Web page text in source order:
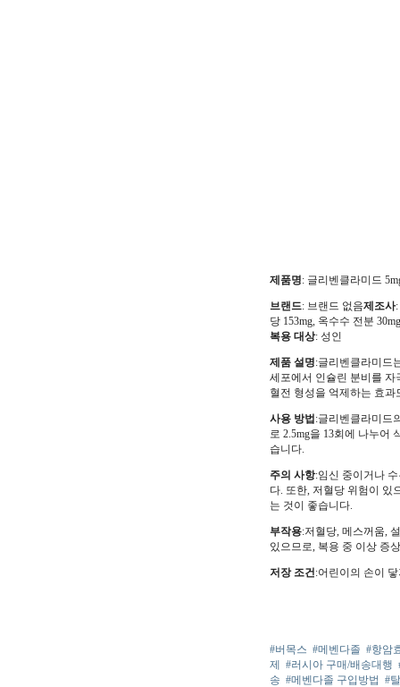
제품명: 글리벤클라미드
브랜드: 브랜드 없음제조사
당 153mg, 옥수수 전분
복용 대상: 성인
제품 설명:글리벤클라미드
세포에서 인슐린 분비를
혈전 형성을 억제하는 효
사용 방법 :글리벤클라미드
로 2.5mg을 13회에 나누어
습니다.
주의 사항:임신 중이거나
다. 또한, 저혈당 위험이 있
는 것이 좋습니다.
부작용:저혈당, 메스꺼움,
있으므로, 복용 중 이상 증
저장 조건:어린이의 손이
#버목스 #메벤다졸 #항암
제
#러시아 구매/배송대행
송 #메벤다졸 구입방법 #